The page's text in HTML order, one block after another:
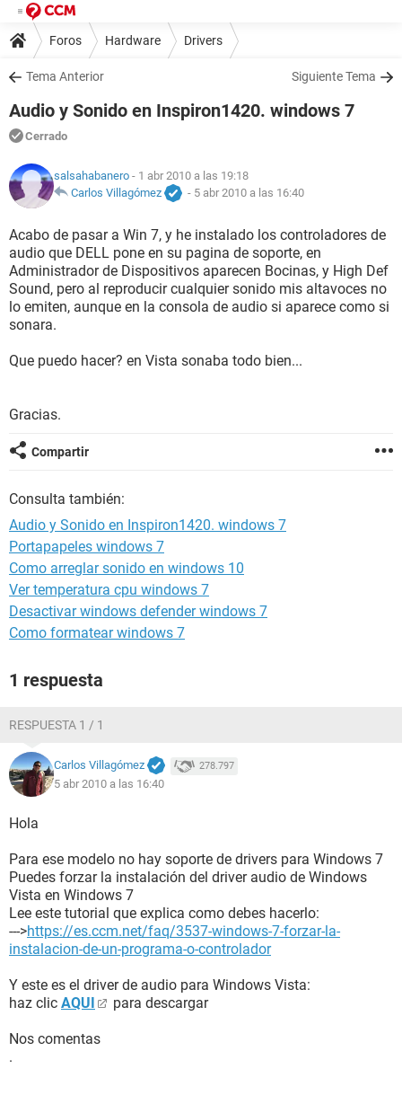
Foros Hardware Drivers
Tema Anterior Siguiente Tema
Audio y Sonido en Inspiron1420. windows 7
Cerrado
salsahabanero - 1 abr 2010 a las 19:18
Carlos Villagómez
- 5 abr 2010 a las 16:40
Acabo de pasar a Win 7, y he instalado los controladores de
audio que DELL pone en su pagina de soporte, en
Administrador de Dispositivos aparecen Bocinas, y High Def
Sound, pero al reproducir cualquier sonido mis altavoces no
lo emiten, aunque en la consola de audio si aparece como si
sonara.
Que puedo hacer? en Vista sonaba todo bien...
Gracias.
Compartir
Consulta también:
Audio y Sonido en Inspiron1420. windows 7
Portapapeles windows 7
Como arreglar sonido en windows 10
Ver temperatura cpu windows 7
Desactivar windows defender windows 7
Como formatear windows 7
1 respuesta
RESPUESTA 1 / 1
Carlos Villagómez 278.797
5 abr 2010 a las 16:40
Hola
Para ese modelo no hay soporte de drivers para Windows 7
Puedes forzar la instalación del driver audio de Windows
Vista en Windows 7
Lee este tutorial que explica como debes hacerlo:
--->https://es.ccm.net/faq/3537-windows-7-forzar-la-
instalacion-de-un-programa-o-controlador
Y este es el driver de audio para Windows Vista:
haz clic AQUI para descargar
Nos comentas
.